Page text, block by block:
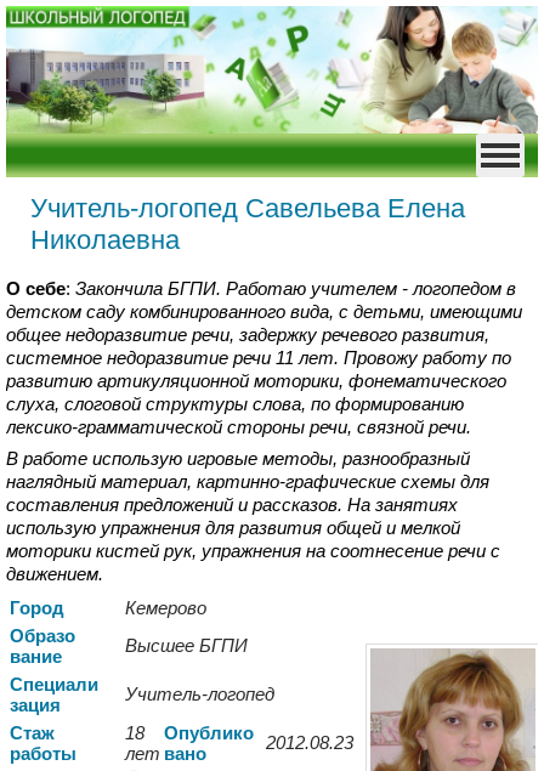
Учитель-логопед Савельева Елена
Николаевна
О себе: Закончила БГПИ. Работаю учителем - логопедом в
детском саду комбинированного вида, с детьми, имеющими
общее недоразвитие речи, задержку речевого развития,
системное недоразвитие речи 11 лет. Провожу работу по
развитию артикуляционной моторики, фонематического
слуха, слоговой структуры слова, по формированию
лексико-грамматической стороны речи, связной речи.
В работе использую игровые методы, разнообразный
наглядный материал, картинно-графические схемы для
составления предложений и рассказов. На занятиях
использую упражнения для развития общей и мелкой
моторики кистей рук, упражнения на соотнесение речи с
движением.
Город
Кемерово
Образо
вание
Высшее БГПИ
Специали
зация
Учитель-логопед
Стаж
работы
18
лет
Опублико
вано
2012.08.23